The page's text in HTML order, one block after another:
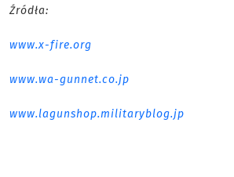
Źródła:
www.x-fire.org
www.wa-gunnet.co.jp
www.lagunshop.militaryblog.jp